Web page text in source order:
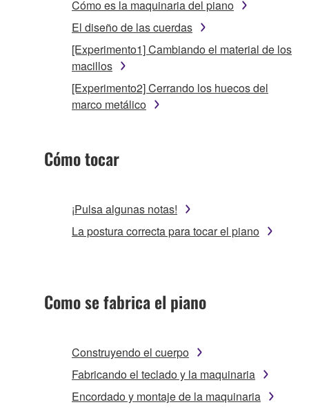
Cómo es la maquinaria del piano
El diseño de las cuerdas
[Experimento1] Cambiando el material de los
macillos
[Experimento2] Cerrando los huecos del
marco metálico
Cómo tocar
¡Pulsa algunas notas!
La postura correcta para tocar el piano
Como se fabrica el piano
Construyendo el cuerpo
Fabricando el teclado y la maquinaria
Encordado y montaje de la maquinaria